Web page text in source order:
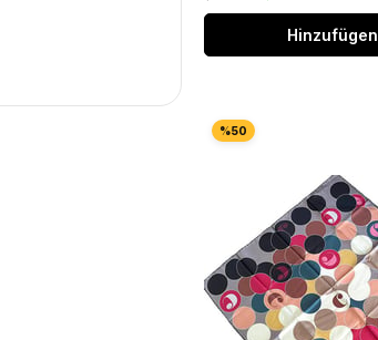
Hinzufügen